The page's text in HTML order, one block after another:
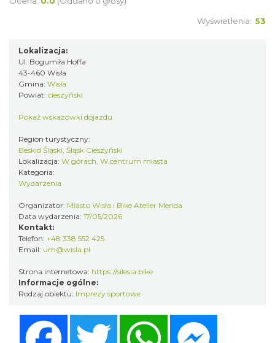
Wystawa plenerowa "Z archiwum Z.
Pamiątki rodzinne Polaków z Zaolzia"
Wisła
IX Festiwal Sera na Skolnitym
Wisła
0.19 km
Wyświetlenia: 53
Lokalizacja:
Ul. Bogumiła Hoffa
43-460 Wisła
Gmina: Wisła
Powiat: cieszyński
Pokaż wskazówki dojazdu
Region turystyczny:
Beskid Śląski, Śląsk Cieszyński
Lokalizacja: W górach, W centrum miasta
Kategoria:
Wydarzenia
Organizator: Miasto Wisła i Bike Atelier Merida
Data wydarzenia: 17/05/2026
Kontakt:
Telefon: +48 338 552 425
Email: um@wisla.pl
Strona internetowa: https://silesia.bike
Informacje ogólne:
Rodzaj obiektu: Imprezy sportowe
Twitter